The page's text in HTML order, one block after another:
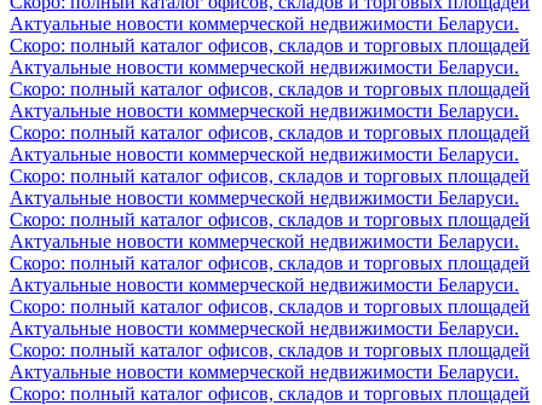
Актуальные новости коммерческой недвижимости Беларуси.
Скоро: полный каталог офисов, складов и торговых площадей
Актуальные новости коммерческой недвижимости Беларуси.
Скоро: полный каталог офисов, складов и торговых площадей
Актуальные новости коммерческой недвижимости Беларуси.
Скоро: полный каталог офисов, складов и торговых площадей
Актуальные новости коммерческой недвижимости Беларуси.
Скоро: полный каталог офисов, складов и торговых площадей
Актуальные новости коммерческой недвижимости Беларуси.
Скоро: полный каталог офисов, складов и торговых площадей
Актуальные новости коммерческой недвижимости Беларуси.
Скоро: полный каталог офисов, складов и торговых площадей
Актуальные новости коммерческой недвижимости Беларуси.
Скоро: полный каталог офисов, складов и торговых площадей
Актуальные новости коммерческой недвижимости Беларуси.
Скоро: полный каталог офисов, складов и торговых площадей
Актуальные новости коммерческой недвижимости Беларуси.
Скоро: полный каталог офисов, складов и торговых площадей